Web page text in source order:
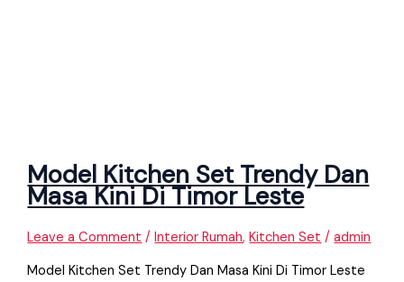
Model Kitchen Set Trendy Dan
Masa Kini Di Timor Leste
Leave a Comment /Interior Rumah,Kitchen Set /admin
Model Kitchen Set Trendy Dan Masa Kini Di Timor Leste